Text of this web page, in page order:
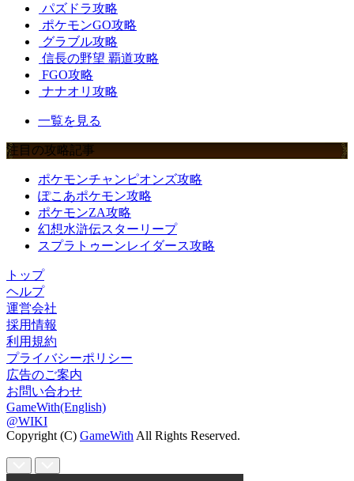
パズドラ攻略
ポケモンGO攻略
グラブル攻略
信長の野望 覇道攻略
FGO攻略
ナナオリ攻略
一覧を見る
注目の攻略記事
ポケモンチャンピオンズ攻略
ぽこあポケモン攻略
ポケモンZA攻略
幻想水滸伝スターリープ
スプラトゥーンレイダース攻略
トップ
ヘルプ
運営会社
採用情報
利用規約
プライバシーポリシー
広告のご案内
お問い合わせ
GameWith(English)
@WIKI
Copyright (C) GameWith All Rights Reserved.